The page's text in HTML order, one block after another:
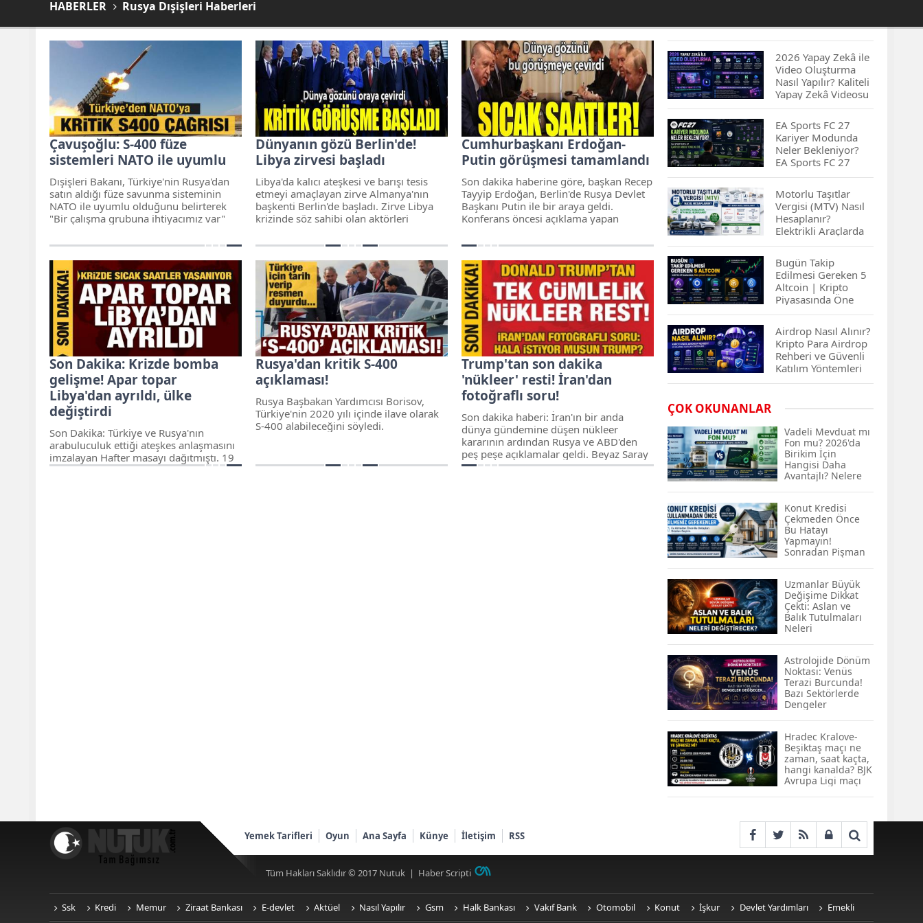
HABERLER Rusya Dışişleri Haberleri
Çavuşoğlu: S-400 füze
sistemleri NATO ile uyumlu
Dışişleri Bakanı, Türkiye'nin Rusya'dan
satın aldığı füze savunma sisteminin
NATO ile uyumlu olduğunu belirterek
"Bir çalışma grubuna ihtiyacımız var"
Dünyanın gözü Berlin'de!
Libya zirvesi başladı
Libya'da kalıcı ateşkesi ve barışı tesis
etmeyi amaçlayan zirve Almanya'nın
başkenti Berlin'de başladı. Zirve Libya
krizinde söz sahibi olan aktörleri
Cumhurbaşkanı Erdoğan-
Putin görüşmesi tamamlandı
Son dakika haberine göre, başkan Recep
Tayyip Erdoğan, Berlin'de Rusya Devlet
Başkanı Putin ile bir araya geldi.
Konferans öncesi açıklama yapan
üstlendiğimiz sorumluluğun farkındayız
dedi
Son Dakika: Krizde bomba
gelişme! Apar topar
Libya'dan ayrıldı, ülke
değiştirdi
Son Dakika: Türkiye ve Rusya'nın
arabuluculuk ettiği ateşkes anlaşmasını
imzalayan Hafter masayı dağıtmıştı. 19
Ocak'taki Berlin Konferansına fikir
Rusya'dan kritik S-400
açıklaması!
Rusya Başbakan Yardımcısı Borisov,
Türkiye'nin 2020 yılı içinde ilave olarak
S-400 alabileceğini söyledi.
Trump'tan son dakika
'nükleer' resti! İran'dan
fotoğraflı soru!
Son dakika haberi: İran'ın bir anda
dünya gündemine düşen nükleer
kararının ardından Rusya ve ABD'den
peş peşe açıklamalar geldi. Beyaz Saray
Sözcüsü Kellyanne Conway'ın ardından
2026 Yapay Zekâ ile
Video Oluşturma
Nasıl Yapılır? Kaliteli
Yapay Zekâ Videosu
Hazırlamanın
İpuçları...
EA Sports FC 27
Kariyer Modunda
Neler Bekleniyor?
EA Sports FC 27
Kariyer Modu
Yenilikleri…
Motorlu Taşıtlar
Vergisi (MTV) Nasıl
Hesaplanır?
Elektrikli Araçlarda
MTV Nasıl
Hesaplanır? MTV
Borcu Nasıl
Sorgulanır?
Bugün Takip
Edilmesi Gereken 5
Altcoin | Kripto
Piyasasında Öne
Çıkan Projeler
Airdrop Nasıl Alınır?
Kripto Para Airdrop
Rehberi ve Güvenli
Katılım Yöntemleri
Hangi Piyasa Sizin
İçin Daha Uygun?
ABD-İran Anlaşması
Sonrası Altın Rekora
Koştu, Petrol
Fiyatları Sert Düştü
Temmuz 2026 Maaş
Zammı Netleşiyor!
Memur, Emekli ve
Yeni Oranlar
KOSGEB’den
KOBİ’lere Dev
Finansman Hamlesi:
36 Ay Vadeli 30
Milyon TL Destek
Emekli Maaşlarında
Temmuz Hesabı:
Zam Oranı ve Taban
Aylık İçin Yeni
Senaryolar
ÇOK OKUNANLAR
Vadeli Mevduat mı
Fon mu? 2026'da
Birikim İçin
Hangisi Daha
Avantajlı? Nelere
Konut Kredisi
Çekmeden Önce
Bu Hatayı
Yapmayın!
Sonradan Pişman
Uzmanlar Büyük
Değişime Dikkat
Çekti: Aslan ve
Balık Tutulmaları
Neleri
Astrolojide Dönüm
Noktası: Venüs
Terazi Burcunda!
Bazı Sektörlerde
Dengeler
Hradec Kralove-
Beşiktaş maçı ne
zaman, saat kaçta,
hangi kanalda? BJK
Avrupa Ligi maçı
maçı şifresiz, HD
canlı yayın
Yemek Tarifleri Oyun Ana Sayfa Künye İletişim RSS
Tüm Hakları Saklıdır © 2017 Nutuk | Haber Scripti
Ssk Kredi Memur Ziraat Bankası E-devlet Aktüel Nasıl Yapılır Gsm Halk Bankası Vakıf Bank Otomobil Konut İşkur Devlet Yardımları Emekli